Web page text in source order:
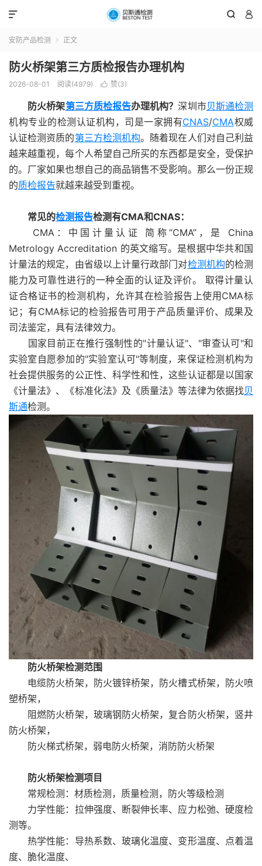
 

安防产品检测  正文
防火桥架第三方质检报告办理机构
2026-08-01 阅读(4979)  赞(3)
防火桥架第三方质检报告办理机构？深圳市贝斯通检测
机构专业的检测认证机构，司是一家拥有CNAS/CMA权威
认证检测资质的第三方检测机构。随着现在人们对自己利益
越来越重视，每个人希望自己所买的东西都是安全，受保护
的。厂家如果也想自己的商品销售不受影响。那么一份正规
的质检报告就越来越受到重视。
常见的检测报告检测有CMA和CNAS：
CMA：中国计量认证 简称“CMA”，是 China
Metrology Accreditation 的英文缩写。是根据中华共和国
计量法的规定，由省级以上计量行政部门对检测机构的检测
能力及可靠性进行的一种全面的认证及评价。 取得计量认
证合格证书的检测机构，允许其在检验报告上使用CMA标
记；有CMA标记的检验报告可用于产品质量评价、成果及
司法鉴定，具有法律效力。
国家目前正在推行强制性的"计量认证"、"审查认可"和
实验室自愿参加的"实验室认可"等制度，来保证检测机构为
社会提供服务的公正性、科学性和性，这些认证都是以国家
《计量法》、《标准化法》及《质量法》等法律为依据找贝
斯通检测。
防火桥架检测范围
电缆防火桥架，防火镀锌桥架，防火槽式桥架，防火喷
塑桥架，
阻燃防火桥架，玻璃钢防火桥架，复合防火桥架，竖井
防火桥架，
防火梯式桥架，弱电防火桥架，消防防火桥架
防火桥架检测项目
常规检测：材质检测，质量检测，防火等级检测
力学性能：拉伸强度、断裂伸长率、应力松弛、硬度检
测等。
热学性能：导热系数、玻璃化温度、变形温度、点着温
度、脆化温度、